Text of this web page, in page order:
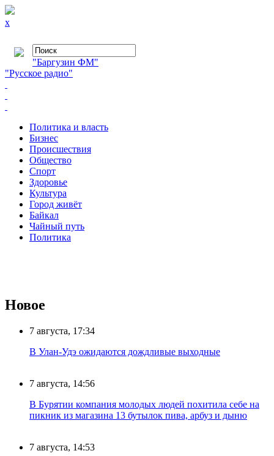
x
"Баргузин ФМ"
"Русское радио"
Политика и власть
Бизнес
Происшествия
Общество
Cпорт
Здоровье
Культура
Город живёт
Байкал
Чайный путь
Политика
Новое
7 августа, 17:34
В Улан-Удэ ожидаются дождливые выходные
7 августа, 14:56
В Бурятии компания молодых людей похитила себе на
пикник из магазина 13 бутылок пива, арбуз и дыню
7 августа, 14:53